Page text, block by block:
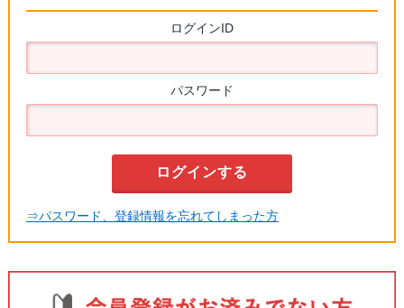
ログインID
パスワード
⇒パスワード、登録情報を忘れてしまった方